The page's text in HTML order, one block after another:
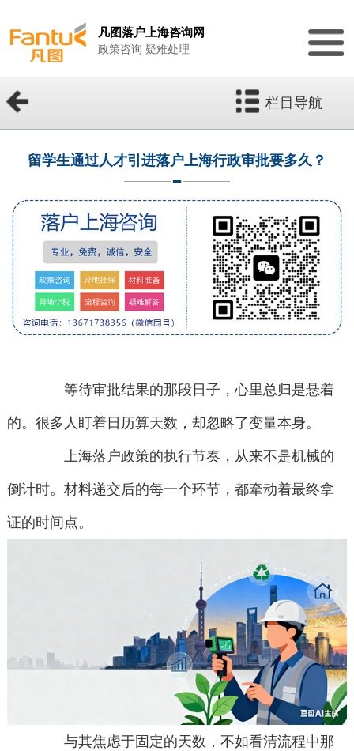
凡图落户上海咨询网
政策咨询 疑难处理
栏目导航
留学生通过人才引进落户上海行政审批要多久？
等待审批结果的那段日子，心里总归是悬着
的。很多人盯着日历算天数，却忽略了变量本身。
上海落户政策的执行节奏，从来不是机械的
倒计时。材料递交后的每一个环节，都牵动着最终拿
证的时间点。
与其焦虑于固定的天数，不如看清流程中那